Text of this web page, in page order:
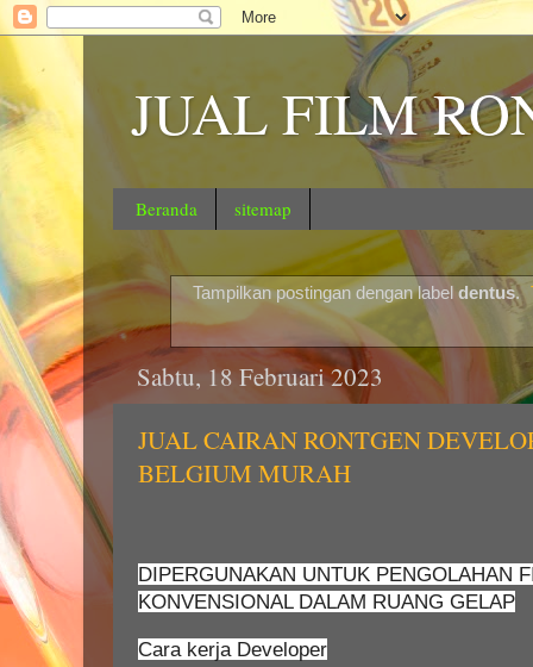
JUAL FILM
Beranda sitemap
Tampilkan postingan dengan label dentus.
Sabtu, 18 Februari 2023
JUAL CAIRAN RONTGEN
BELGIUM MURAH
DIPERGUNAKAN UNTUK PENGOLAHAN
KONVENSIONAL DALAM RUANG GELAP
Cara kerja Developer